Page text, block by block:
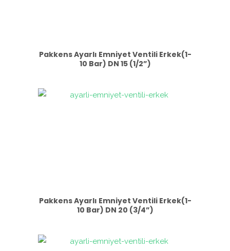
Pakkens Ayarlı Emniyet Ventili Erkek(1-
10 Bar) DN 15 (1/2”)
Pakkens Ayarlı Emniyet Ventili Erkek(1-
10 Bar) DN 20 (3/4”)